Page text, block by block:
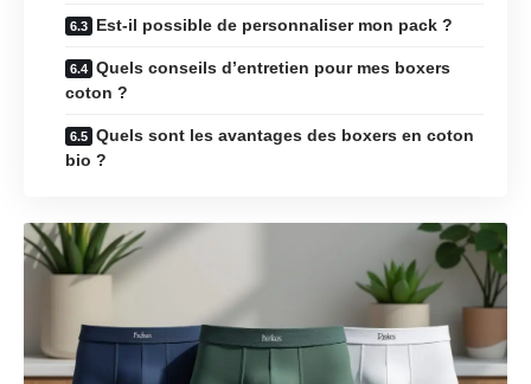
Est-il possible de personnaliser mon pack ?
Quels conseils d’entretien pour mes boxers
coton ?
Quels sont les avantages des boxers en coton
bio ?